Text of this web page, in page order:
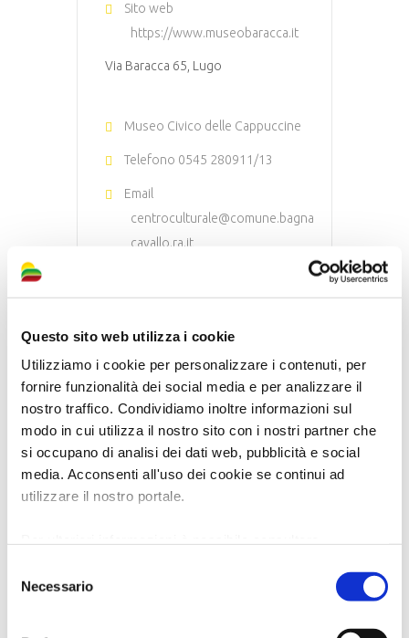
Questo sito web utilizza i cookie
Utilizziamo i cookie per personalizzare i contenuti, per
fornire funzionalità dei social media e per analizzare il
nostro traffico. Condividiamo inoltre informazioni sul
modo in cui utilizza il nostro sito con i nostri partner che
si occupano di analisi dei dati web, pubblicità e social
media. Acconsenti all'uso dei cookie se continui ad
utilizzare il nostro portale.
delNecessario
Sito web
https://www.museobaracca.it
Via Baracca 65, Lugo
Museo Civico delle Cappuccine
Telefono 0545 280911/13
Email
centroculturale@comune.bagna
cavallo.ra.it
http://www.museocivicobagnac
Via Vittorio Veneto 1/a – 48012
Bagnacavallo (RA)
Telefono0545 908810 – 320
4364316